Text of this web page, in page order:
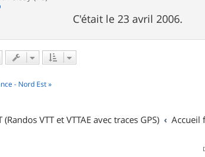
a
c
t
r
B
m
a
C'était le 23 avril 2006.
- Nord Est »
(Randos VTT et VTTAE avec traces GPS) Accueil